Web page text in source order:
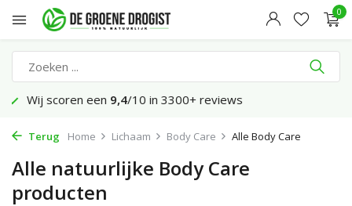
0
Voor 23:45 uur besteld, morgen bezorgd*
Terug Home Lichaam Body Care Alle Body Care
Alle natuurlijke Body Care
producten